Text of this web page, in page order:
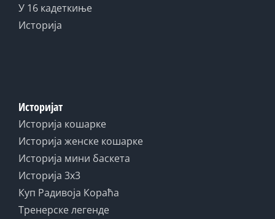
У 16 кадеткиње
Историја
Историјат
Историја кошарке
Историја женске кошарке
Историја мини баскета
Историја 3x3
Куп Радивоја Кораћа
Тренерске легенде